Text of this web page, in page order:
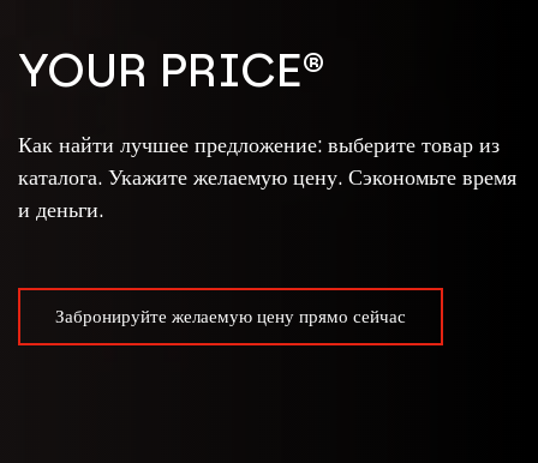
YOUR PRICE®
Как найти лучшее предложение: выберите товар из
каталога. Укажите желаемую цену. Сэкономьте время
и деньги.
Забронируйте желаемую цену прямо сейчас